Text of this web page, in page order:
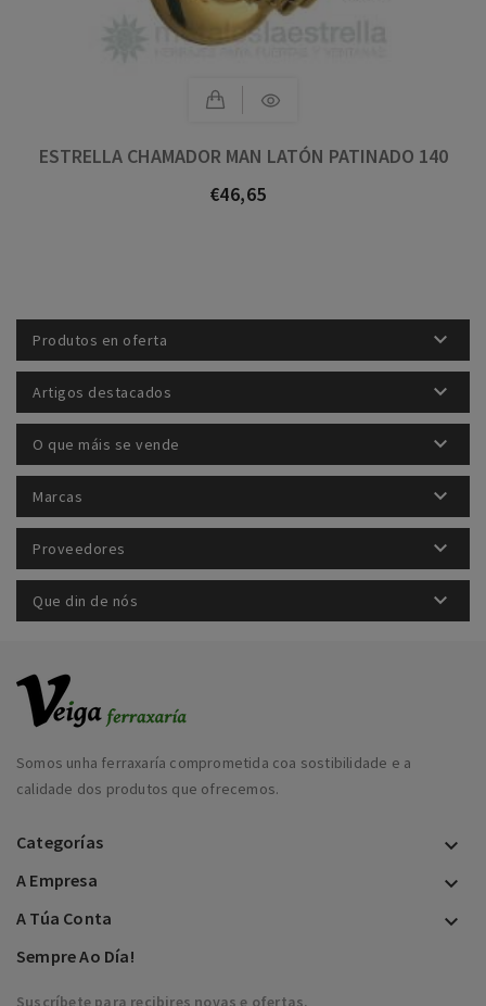
ESTRELLA CHAMADOR MAN LATÓN PATINADO 140
Prezo
€46,65
Produtos en oferta 
Artigos destacados 
O que máis se vende 
Marcas 
Proveedores 
Que din de nós 
Somos unha ferraxaría comprometida coa sostibilidade e a
calidade dos produtos que ofrecemos.
Categorías 
A Empresa 
A Túa Conta 
Sempre Ao Día!
Suscríbete para recibires novas e ofertas.